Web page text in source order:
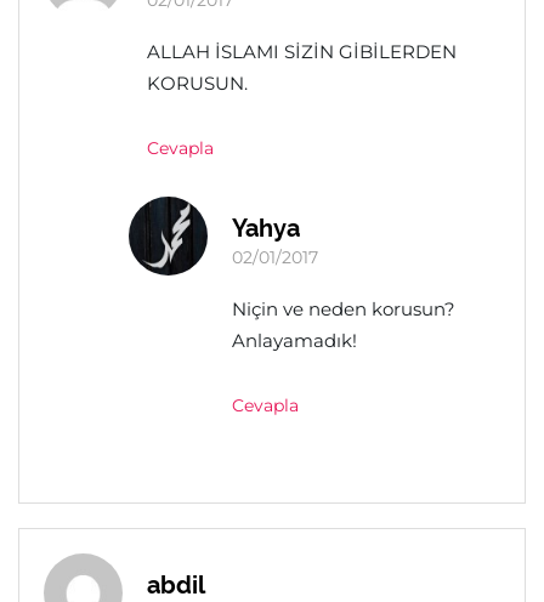
ALLAH İSLAMI SİZİN GİBİLERDEN
KORUSUN.
Cevapla
Yahya
02/01/2017
Niçin ve neden korusun?
Anlayamadık!
Cevapla
abdil